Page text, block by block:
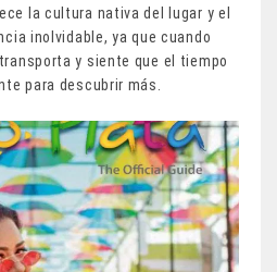
la cultura nativa del lugar y el
inolvidable, ya que cuando
y siente que el tiempo
para descubrir más.